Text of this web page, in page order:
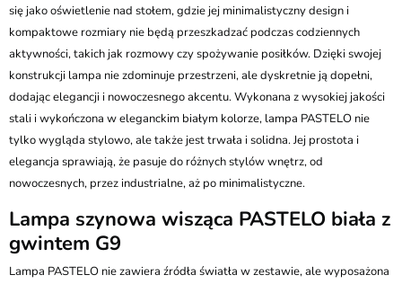
się jako oświetlenie nad stołem, gdzie jej minimalistyczny design i
kompaktowe rozmiary nie będą przeszkadzać podczas codziennych
aktywności, takich jak rozmowy czy spożywanie posiłków. Dzięki swojej
konstrukcji lampa nie zdominuje przestrzeni, ale dyskretnie ją dopełni,
dodając elegancji i nowoczesnego akcentu. Wykonana z wysokiej jakości
stali i wykończona w eleganckim białym kolorze, lampa PASTELO nie
tylko wygląda stylowo, ale także jest trwała i solidna. Jej prostota i
elegancja sprawiają, że pasuje do różnych stylów wnętrz, od
nowoczesnych, przez industrialne, aż po minimalistyczne.
Lampa szynowa wisząca PASTELO biała z
gwintem G9
Lampa PASTELO nie zawiera źródła światła w zestawie, ale wyposażona